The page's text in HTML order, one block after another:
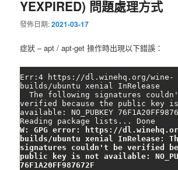
YEXPIRED) 問題處理方式
發佈日期:2021-03-17
症狀 – apt / apt-get 操作時出現以下錯誤：
Err:4 https://dl.winehq.org/wine-
builds/ubuntu xenial InRelease
  The following signatures couldn't be
verified because the public key
available: NO_PUBKEY
W: GPG error: https://
builds/ubuntu xenial InRelease:
signatures couldn't be verified
public key is not available:
76F1A20FF987672F